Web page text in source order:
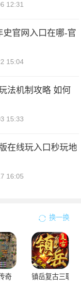
12:31
史官网入口在哪-官
15:04
法机制攻略 如何
15:33
在线玩入口秒玩地
16:05
换一换
本
奇 镇岳复古三职业